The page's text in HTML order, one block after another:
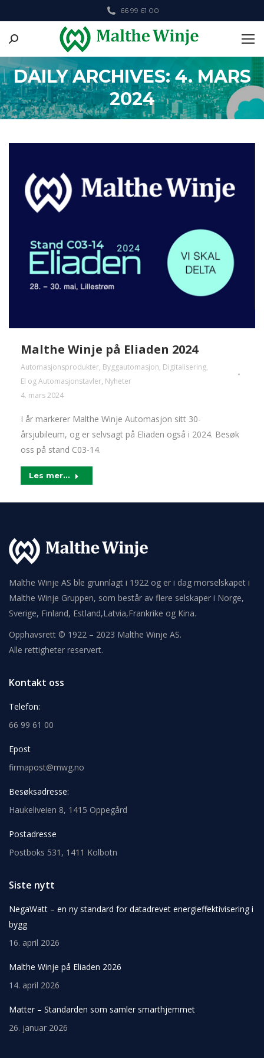
66 99 61 00
Search:
DAILY ARCHIVES: 4. MARS
2024
Malthe Winje på Eliaden 2024
Automasjonsprodukter, Byggautomasjon, Digitalisering,
El og Automasjonstavler, Nyheter
4. mars 2024
I år markerer Malthe Winje Automasjon sitt 30-
årsjubileum, og er selvsagt på Eliaden også i 2024. Besøk
oss på stand C03-14.
Les mer...
Malthe Winje AS ble grunnlagt i 1922 og er i dag morselskapet i
Malthe Winje Gruppen, som består av flere selskaper i Norge,
Sverige, Finland, Estland,Latvia,Frankrike og Kina.
Opphavsrett © 1922 – 2023 Malthe Winje AS.
Alle rettigheter reservert.
Kontakt oss
Telefon:
66 99 61 00
Epost
firmapost@mwg.no
Besøksadresse:
Haukeliveien 8, 1415 Oppegård
Postadresse
Postboks 531, 1411 Kolbotn
Siste nytt
NegaWatt – en ny standard for datadrevet energieffektivisering i
bygg
16. april 2026
Malthe Winje på Eliaden 2026
14. april 2026
Matter – Standarden som samler smarthjemmet
26. januar 2026